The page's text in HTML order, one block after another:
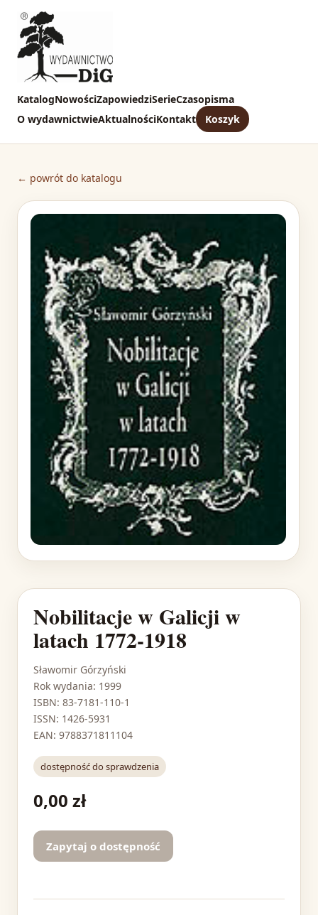
KatalogNowościZapowiedziSerieCzasopisma
O wydawnictwieAktualnościKontakt Koszyk
← powrót do katalogu
Nobilitacje w Galicji w
latach 1772-1918
Sławomir Górzyński
Rok wydania: 1999
ISBN: 83-7181-110-1
ISSN: 1426-5931
EAN: 9788371811104
dostępność do sprawdzenia
0,00 zł
Zapytaj o dostępność